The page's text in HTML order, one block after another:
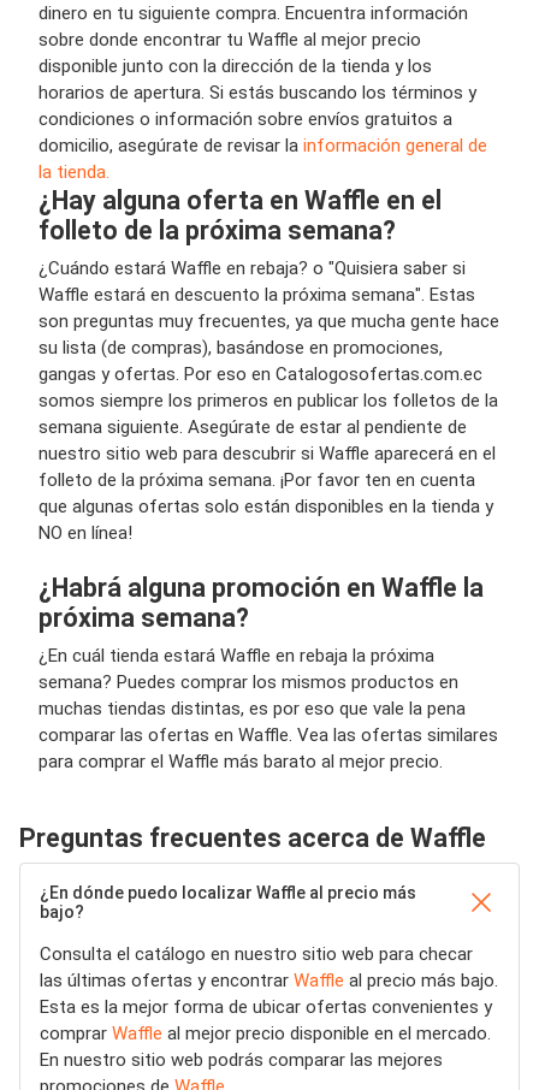
dinero en tu siguiente compra. Encuentra información
sobre donde encontrar tu Waffle al mejor precio
disponible junto con la dirección de la tienda y los
horarios de apertura. Si estás buscando los términos y
condiciones o información sobre envíos gratuitos a
domicilio, asegúrate de revisar la información general de
la tienda.
¿Hay alguna oferta en Waffle en el
folleto de la próxima semana?
¿Cuándo estará Waffle en rebaja? o "Quisiera saber si
Waffle estará en descuento la próxima semana". Estas
son preguntas muy frecuentes, ya que mucha gente hace
su lista (de compras), basándose en promociones,
gangas y ofertas. Por eso en Catalogosofertas.com.ec
somos siempre los primeros en publicar los folletos de la
semana siguiente. Asegúrate de estar al pendiente de
nuestro sitio web para descubrir si Waffle aparecerá en el
folleto de la próxima semana. ¡Por favor ten en cuenta
que algunas ofertas solo están disponibles en la tienda y
NO en línea!
¿Habrá alguna promoción en Waffle la
próxima semana?
¿En cuál tienda estará Waffle en rebaja la próxima
semana? Puedes comprar los mismos productos en
muchas tiendas distintas, es por eso que vale la pena
comparar las ofertas en Waffle. Vea las ofertas similares
para comprar el Waffle más barato al mejor precio.
Preguntas frecuentes acerca de Waffle
¿En dónde puedo localizar Waffle al precio más
bajo?
Consulta el catálogo en nuestro sitio web para checar
las últimas ofertas y encontrar Waffle al precio más bajo.
Esta es la mejor forma de ubicar ofertas convenientes y
comprar Waffle al mejor precio disponible en el mercado.
En nuestro sitio web podrás comparar las mejores